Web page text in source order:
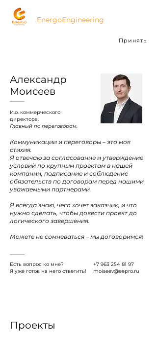
EnergoEngineering
Принять
Александр
Моисеев
И.о. коммерческого
директора.
Главный по переговорам.
Коммуникации и переговоры – это моя
стихия.
Я отвечаю за согласование и утверждение
условий по крупным проектам в нашей
компании, подписание и соблюдение
обязательств по договорам перед нашими
уважаемыми партнерами.
Я всегда знаю, чего хочет заказчик, и что
нужно сделать, чтобы довести проект до
логического завершения.
Можете не сомневаться – мы договоримся!
Есть вопрос ко мне?
Я уже готов на него ответить!
+7 963 254 81 97
moiseev@eepro.ru
Проекты